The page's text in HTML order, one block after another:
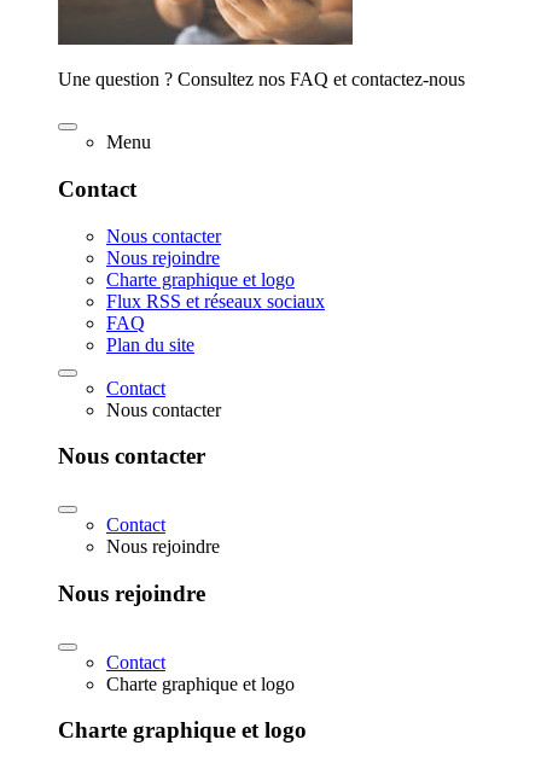
Une question ? Consultez nos FAQ et contactez-nous
Menu
Contact
Nous contacter
Nous rejoindre
Charte graphique et logo
Flux RSS et réseaux sociaux
FAQ
Plan du site
Contact
Nous contacter
Nous contacter
Contact
Nous rejoindre
Nous rejoindre
Contact
Charte graphique et logo
Charte graphique et logo